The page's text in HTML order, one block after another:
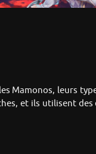
Mamonos, leurs
et ils utilisent